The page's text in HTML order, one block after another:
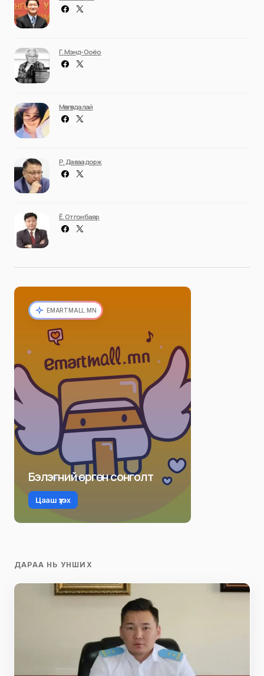
Г. Мэнд-Ооёо
Мөнгөндалай
Р. Даваадорж
Ё. Отгонбаяр
EMARTMALL.MN
Бэлэгний өргөн сонголт
Цааш үзэх
ДАРАА НЬ УНШИХ